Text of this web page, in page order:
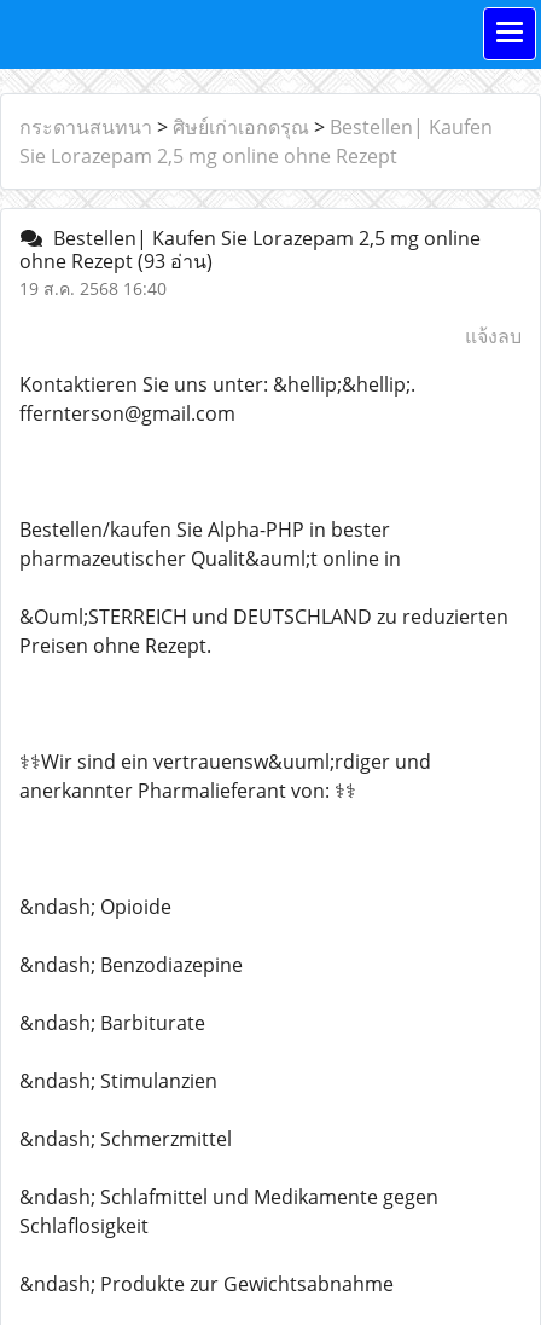
กระดานสนทนา > ศิษย์เก่าเอกดรุณ > Bestellen| Kaufen
Sie Lorazepam 2,5 mg online ohne Rezept
Bestellen| Kaufen Sie Lorazepam 2,5 mg online
ohne Rezept(93 อ่าน)
19 ส.ค. 2568 16:40
แจ้งลบ
Kontaktieren Sie uns unter: &hellip;&hellip;.
ffernterson@gmail.com
Bestellen/kaufen Sie Alpha-PHP in bester
pharmazeutischer Qualit&auml;t online in
&Ouml;STERREICH und DEUTSCHLAND zu reduzierten
Preisen ohne Rezept.
⚕️⚕️Wir sind ein vertrauensw&uuml;rdiger und
anerkannter Pharmalieferant von: ⚕️⚕️
&ndash; Opioide
&ndash; Benzodiazepine
&ndash; Barbiturate
&ndash; Stimulanzien
&ndash; Schmerzmittel
&ndash; Schlafmittel und Medikamente gegen
Schlaflosigkeit
&ndash; Produkte zur Gewichtsabnahme